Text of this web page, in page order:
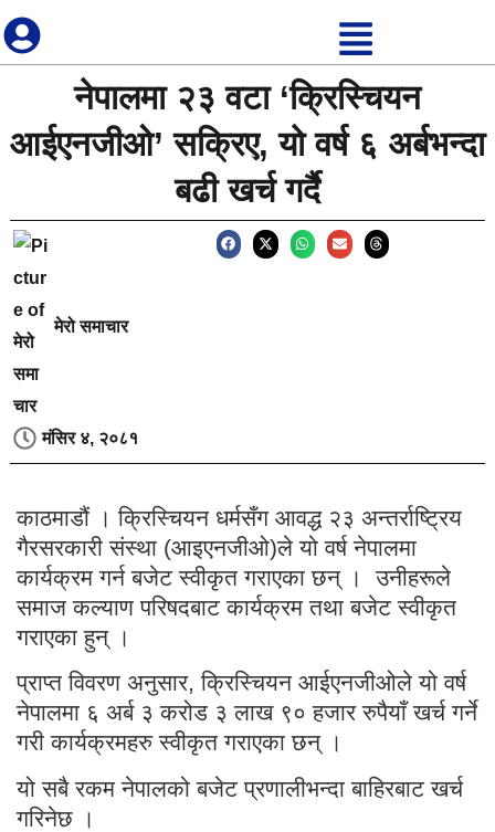
नेपालमा २३ वटा ‘क्रिस्चियन
आईएनजीओ’ सक्रिए, यो वर्ष ६ अर्बभन्दा
बढी खर्च गर्दै
मेरो समाचार
मंसिर ४, २०८१
काठमाडौं । क्रिस्चियन धर्मसँग आवद्ध २३ अन्तर्राष्ट्रिय
गैरसरकारी संस्था (आइएनजीओ)ले यो वर्ष नेपालमा
कार्यक्रम गर्न बजेट स्वीकृत गराएका छन् । उनीहरूले
समाज कल्याण परिषदबाट कार्यक्रम तथा बजेट स्वीकृत
गराएका हुन् ।
प्राप्त विवरण अनुसार, क्रिस्चियन आईएनजीओले यो वर्ष
नेपालमा ६ अर्ब ३ करोड ३ लाख ९० हजार रुपैयाँ खर्च गर्ने
गरी कार्यक्रमहरु स्वीकृत गराएका छन् ।
यो सबै रकम नेपालको बजेट प्रणालीभन्दा बाहिरबाट खर्च
गरिनेछ ।